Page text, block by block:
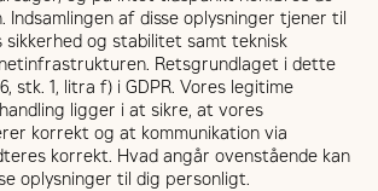
Indsamlingen af disse oplysninger tjener til
sikkerhed og stabilitet samt teknisk
Retsgrundlaget i dette
stk. 1, litra f) i GDPR. Vores legitime
ligger i at sikre, at vores
korrekt og at kommunikation via
korrekt. Hvad angår ovenstående kan
oplysninger til dig personligt.